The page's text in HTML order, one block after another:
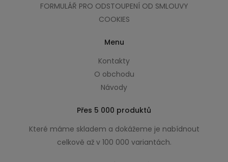
FORMULÁŘ PRO ODSTOUPENÍ OD SMLOUVY
COOKIES
Menu
Kontakty
O obchodu
Návody
Přes 5 000 produktů
Které máme skladem a dokážeme je nabídnout
celkově až v 100 000 variantách.